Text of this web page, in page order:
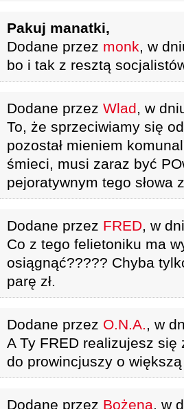
Pakuj manatki,
Dodane przez monk, w
bo i tak z resztą
Dodane przez Wlad, w
To, że sprzeciwiamy się
pozostał mieniem
śmieci, musi zaraz być
pejoratywnym tego słowa
Dodane przez FRED, w
Co z tego felietoniku ma
osiągnąć????? Chyba
parę zł.
Dodane przez O.N.A., w
A Ty FRED realizujesz
do prowincjuszy o większą
Dodane przez Bożena, w